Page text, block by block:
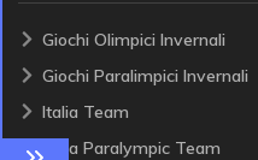
Giochi Olimpici Invernali
Giochi Paralimpici Invernali
Italia Team
Italia Paralympic Team